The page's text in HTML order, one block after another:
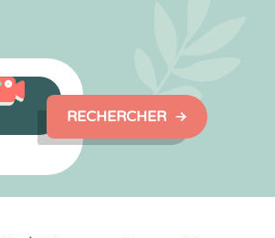
RECHERCHER